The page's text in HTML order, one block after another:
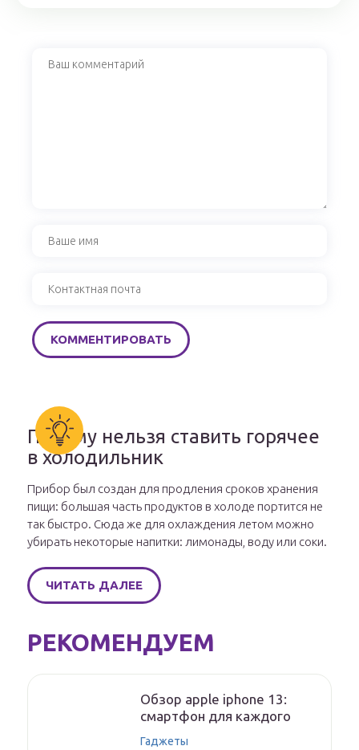
Почему нельзя ставить горячее
в холодильник
Прибор был создан для продления сроков хранения
пищи: большая часть продуктов в холоде портится не
так быстро. Сюда же для охлаждения летом можно
убирать некоторые напитки: лимонады, воду или соки.
ЧИТАТЬ ДАЛЕЕ
РЕКОМЕНДУЕМ
Обзор apple iphone 13:
смартфон для каждого
Гаджеты